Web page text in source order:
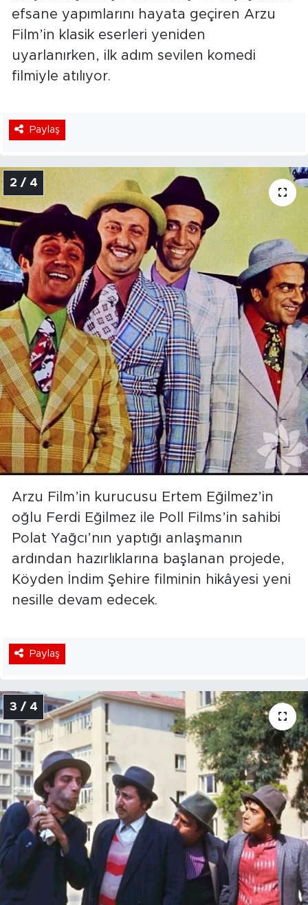
efsane yapımlarını hayata geçiren Arzu
Film’in klasik eserleri yeniden
uyarlanırken, ilk adım sevilen komedi
filmiyle atılıyor.
Paylaş
2 / 4
Arzu Film’in kurucusu Ertem Eğilmez’in
oğlu Ferdi Eğilmez ile Poll Films’in sahibi
Polat Yağcı’nın yaptığı anlaşmanın
ardından hazırlıklarına başlanan projede,
Köyden İndim Şehire filminin hikâyesi yeni
nesille devam edecek.
Paylaş
3 / 4